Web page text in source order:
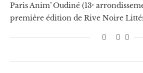
Paris Anim’ Oudiné (13ᵉ
première édition de Rive Noire